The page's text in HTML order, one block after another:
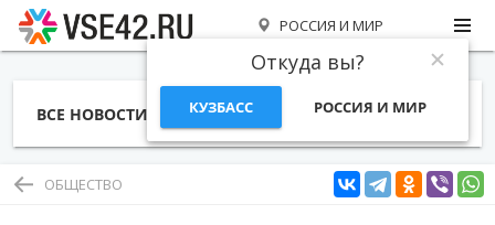
РОССИЯ И МИР
Откуда вы?
КУЗБАСС РОССИЯ И МИР
ВСЕ НОВОСТИ СТАТЬИ ТЕМЫ ФОТО
ОБЩЕСТВО